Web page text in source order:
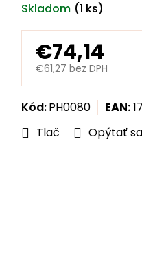
Tlač Opýtať sa
Kód:PH0080 EAN:
Skladom (1 ks)
€74,14
€61,27 bez DPH
5
hviezdičiek.